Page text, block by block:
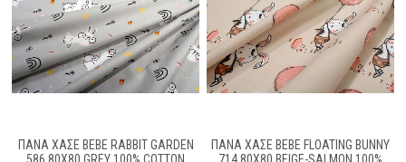
ΠΆΝΑ ΧΑΣΈ BEBE RABBIT GARDEN
ΠΆΝΑ ΧΑΣΈ BEBE FLOATING BUNNY